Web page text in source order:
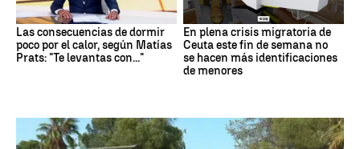
Las consecuencias de dormir
poco por el calor, según Matías
Prats: "Te levantas con..."
En plena crisis migratoria de
Ceuta este fin de semana no
se hacen más identificaciones
de menores